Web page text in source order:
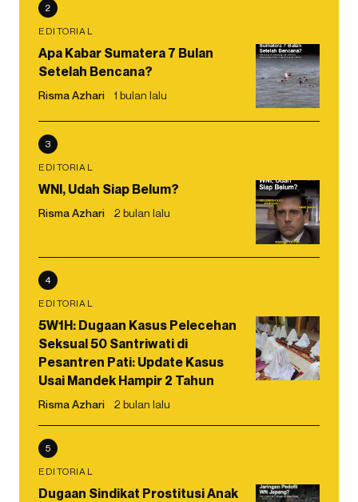
2
EDITORIAL
Apa Kabar Sumatera 7 Bulan
Setelah Bencana?
Risma Azhari 1 bulan lalu
3
EDITORIAL
WNI, Udah Siap Belum?
Risma Azhari 2 bulan lalu
4
EDITORIAL
5W1H: Dugaan Kasus Pelecehan
Seksual 50 Santriwati di
Pesantren Pati: Update Kasus
Usai Mandek Hampir 2 Tahun
Risma Azhari 2 bulan lalu
5
EDITORIAL
Dugaan Sindikat Prostitusi Anak